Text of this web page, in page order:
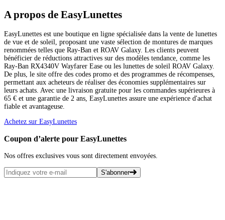
A propos de EasyLunettes
EasyLunettes est une boutique en ligne spécialisée dans la vente de lunettes
de vue et de soleil, proposant une vaste sélection de montures de marques
renommées telles que Ray-Ban et ROAV Galaxy. Les clients peuvent
bénéficier de réductions attractives sur des modèles tendance, comme les
Ray-Ban RX4340V Wayfarer Ease ou les lunettes de soleil ROAV Galaxy.
De plus, le site offre des codes promo et des programmes de récompenses,
permettant aux acheteurs de réaliser des économies supplémentaires sur
leurs achats. Avec une livraison gratuite pour les commandes supérieures à
65 € et une garantie de 2 ans, EasyLunettes assure une expérience d'achat
fiable et avantageuse.
Achetez sur EasyLunettes
Coupon d’alerte pour EasyLunettes
Nos offres exclusives vous sont directement envoyées.
S'abonner